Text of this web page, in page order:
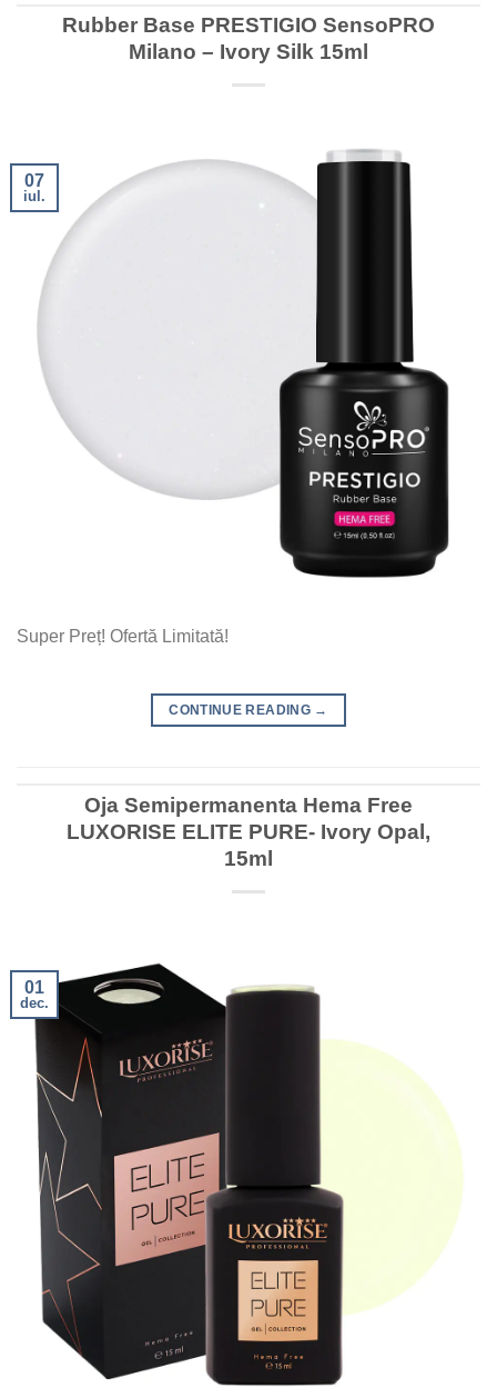
Rubber Base PRESTIGIO SensoPRO
Milano – Ivory Silk 15ml
07
iul.
Super Preț! Ofertă Limitată!
CONTINUE READING →
Oja Semipermanenta Hema Free
LUXORISE ELITE PURE- Ivory Opal,
15ml
01
dec.